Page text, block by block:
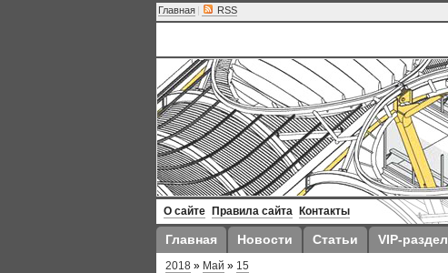
Главная | RSS
О сайте Правила сайта Контакты
Главная Новости Статьи VIP-раздел
2018 » Май » 15